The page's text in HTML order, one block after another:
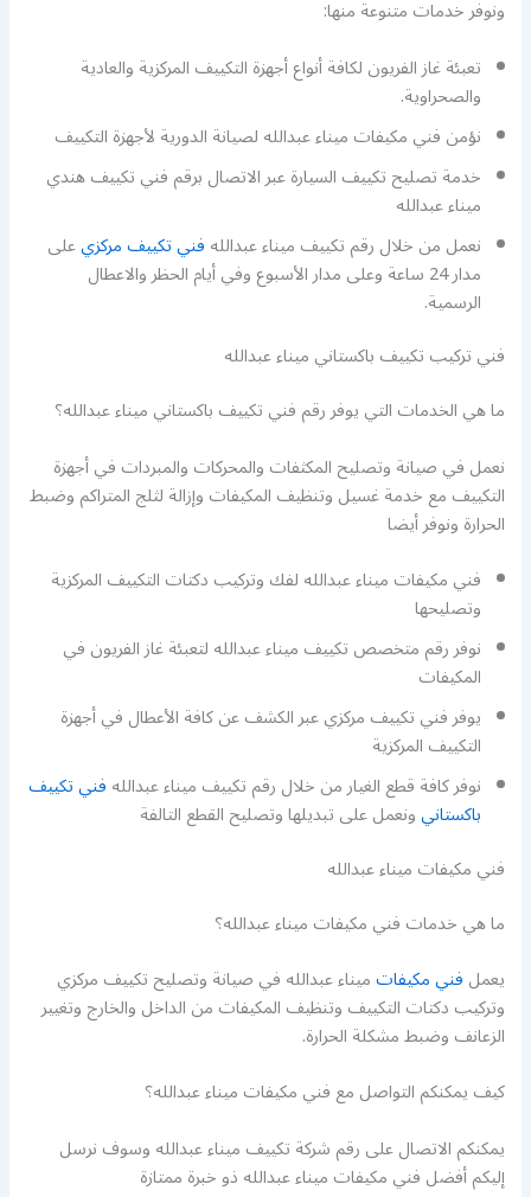
ونوفر خدمات متنوعة منها:
تعبئة غاز الفريون لكافة أنواع أجهزة التكييف المركزية والعادية
والصحراوية.
نؤمن فني مكيفات ميناء عبدالله لصيانة الدورية لأجهزة التكييف
خدمة تصليح تكييف السيارة عبر الاتصال برقم فني تكييف هندي
ميناء عبدالله
نعمل من خلال رقم تكييف ميناء عبداللهفني تكييف مركزيعلى
مدار 24 ساعة وعلى مدار الأسبوع وفي أيام الحظر والاعطال
الرسمية.
فني تركيب تكييف باكستاني ميناء عبدالله
ما هي الخدمات التي يوفر رقم فني تكييف باكستاني ميناء عبدالله؟
نعمل في صيانة وتصليح المكثفات والمحركات والمبردات في أجهزة
التكييف مع خدمة غسيل وتنظيف المكيفات وإزالة لثلج المتراكم وضبط
الحرارة ونوفر أيضا
فني مكيفات ميناء عبدالله لفك وتركيب دكتات التكييف المركزية
وتصليحها
نوفر رقم متخصص تكييف ميناء عبدالله لتعبئة غاز الفريون في
المكيفات
يوفر فني تكييف مركزي عبر الكشف عن كافة الأعطال في أجهزة
التكييف المركزية
نوفر كافة قطع الغيار من خلال رقم تكييف ميناء عبداللهفني تكييف
باكستانيونعمل على تبديلها وتصليح القطع التالفة
فني مكيفات ميناء عبدالله
ما هي خدمات فني مكيفات ميناء عبدالله؟
يعملفني مكيفاتميناء عبدالله في صيانة وتصليح تكييف مركزي
وتركيب دكتات التكييف وتنظيف المكيفات من الداخل والخارج وتغيير
الزعانف وضبط مشكلة الحرارة.
كيف يمكنكم التواصل مع فني مكيفات ميناء عبدالله؟
يمكنكم الاتصال على رقم شركة تكييف ميناء عبدالله وسوف نرسل
إليكم أفضل فني مكيفات ميناء عبدالله ذو خبرة ممتازة